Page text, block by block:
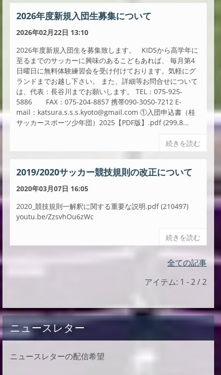
2026年度新規入団生募集について
2026年02月22日 13:10
2026年度新規入団生を募集致します。 KIDSから高学年に
至るまでのサッカーに興味のあるこどもあれば、 毎月第4
日曜日に無料体験練習会を受け付けております。気軽にグ
ランドまでお越し下さい。 また、詳細等お問合せについて
は、代表：長谷川までお願いします。 TEL：075-925-
5886 FAX：075-204-8857 携帯090-3050-7212 E-
mail：katsura.s.s.s.kyoto@gmail.com ①入団申込書（桂
サッカースポーツ少年団）2025【PDF版】.pdf (299,8...
続きを読む
2019/2020サッカー競技規則の改正について
2020年03月07日 16:05
2020_競技規則一解釈に関する重要な説明.pdf (210497)
youtu.be/ZzsvhOu6zWc
続きを読む
全ての記事
アイテム: 1 - 2 / 2
ニュースレター
ニュースレターの配信希望